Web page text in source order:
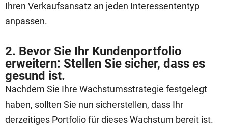
Ihren Verkaufsansatz an jeden Interessententyp
anpassen.
2. Bevor Sie Ihr Kundenportfolio
erweitern: Stellen Sie sicher, dass es
gesund ist.
Nachdem Sie Ihre Wachstumsstrategie festgelegt
haben, sollten Sie nun sicherstellen, dass Ihr
derzeitiges Portfolio für dieses Wachstum bereit ist.